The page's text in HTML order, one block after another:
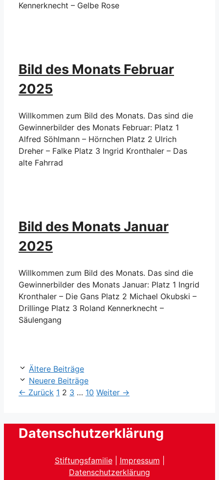
Kennerknecht – Gelbe Rose
Bild des Monats Februar
2025
Willkommen zum Bild des Monats. Das sind die
Gewinnerbilder des Monats Februar: Platz 1
Alfred Söhlmann – Hörnchen Platz 2 Ulrich
Dreher – Falke Platz 3 Ingrid Kronthaler – Das
alte Fahrrad
Bild des Monats Januar
2025
Willkommen zum Bild des Monats. Das sind die
Gewinnerbilder des Monats Januar: Platz 1 Ingrid
Kronthaler – Die Gans Platz 2 Michael Okubski –
Drillinge Platz 3 Roland Kennerknecht –
Säulengang
Ältere Beiträge
Neuere Beiträge
← Zurück Seite
1 Seite
2 Seite
3 … Seite
10 Weiter →
Datenschutzerklärung
Stiftungsfamilie| Impressum
Datenschutzerklärung